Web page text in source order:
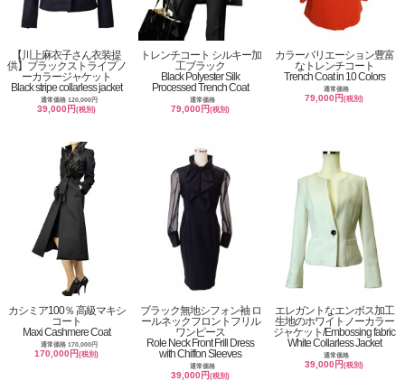
【川上麻衣子さん衣装提
供】ブラックストライプノ
ーカラージャケット
Black stripe collarless jacket
通常価格 120,000円
39,000円(税別)
トレンチコート シルキー加
工ブラック
Black Polyester Silk
Processed Trench Coat
通常価格
79,000円(税別)
カラーバリエーション豊富
なトレンチコート
Trench Coat in 10 Colors
通常価格
79,000円(税別)
カシミア100％ 高級マキシ
コート
Maxi Cashmere Coat
通常価格 170,000円
170,000円(税別)
ブラック無地シフォン袖 ロ
ールネックフロントフリル
ワンピース
Role Neck Front Frill Dress
with Chiffon Sleeves
通常価格
39,000円(税別)
エレガントなエンボス加工
生地のホワイトノーカラー
ジャケット/Embossing fabric
White Collarless Jacket
通常価格
39,000円(税別)